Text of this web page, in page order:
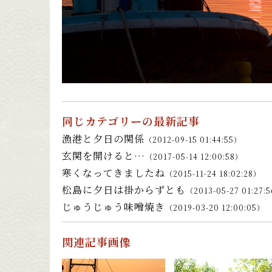
同じカテゴリーの最新記事
漁港と夕日の関係 （2012-09-15 01:44:55）
玄関を開けると… （2017-05-14 12:00:58）
寒くなってきましたね （2015-11-24 18:02:28）
松島に夕日は掛からずとも （2013-05-27
じゅうじゅう味噌焼き （2019-03-20 12:00:05）
関連記事画像